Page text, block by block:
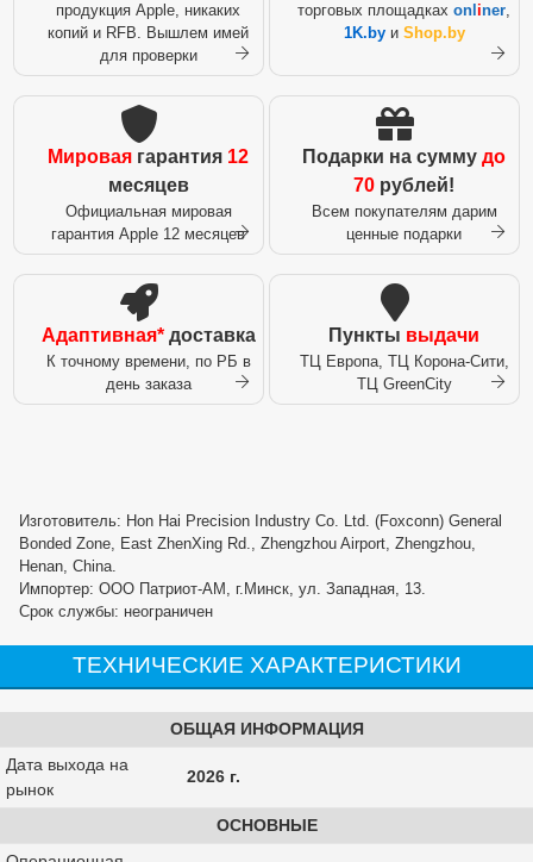
продукция Apple, никаких
копий и RFB. Вышлем имей
для проверки
торговых площадках onl iner,
1K.byи Shop.by
Мировая гарантия 12
месяцев
Официальная мировая
гарантия Apple 12 месяцев
Подарки на сумму до
70 рублей!
Всем покупателям дарим
ценные подарки
Адаптивная*доставка
К точному времени, по РБ в
день заказа
Пункты выдачи
ТЦ Европа, ТЦ Корона-Сити,
ТЦ GreenCity
Изготовитель: Hon Hai Precision Industry Co. Ltd. (Foxconn) General
Bonded Zone, East ZhenXing Rd., Zhengzhou Airport, Zhengzhou,
Henan, China.
Импортер: ООО Патриот-АМ, г.Минск, ул. Западная, 13.
Срок службы: неограничен
ТЕХНИЧЕСКИЕ ХАРАКТЕРИСТИКИ
ОБЩАЯ ИНФОРМАЦИЯ
Дата выхода на
рынок
2026 г.
ОСНОВНЫЕ